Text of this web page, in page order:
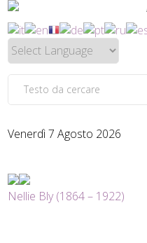
Venerdì 7 Agosto 2026
Nellie Bly (1864 – 1922)